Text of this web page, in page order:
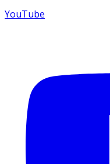
YouTube